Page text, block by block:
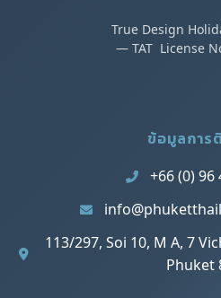
True Design
— TAT License
ข้อมูลการ
+66 (0) 96
113/297, Soi 10, M A, 7
Phuket